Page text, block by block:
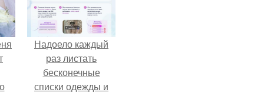
Надоело каждый
раз листать
бесконечные
списки одежды и